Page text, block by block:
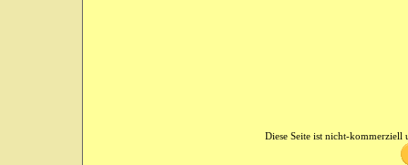
Diese Seite ist nicht-kommerziell